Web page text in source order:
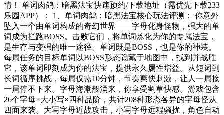
情！ 单词肉鸽：暗黑法宝快速预约/下载地址（需优先下载233
乐园APP）： 1、单词肉鸽：暗黑法宝核心玩法评测： 你意外
坠入一个由单词构成的奇幻世界——字母化身怪物，强大的单
词成为拦路BOSS。击败它们，将单词炼化为你的专属法宝，
是生存与变强的唯一途径。单词既是BOSS，也是你的神装。
每局任务的目标单词以BOSS形态隐藏于地图中，找到并战胜
它，该单词即刻成为你的法宝，提供永久属性增益。从短词到
长词循序挑战，每局仅需10分钟，节奏爽快刺激，让人一局接
一局停不下来。字母海潮般涌来，你享受割草快感。游戏包含
26个字母×大小写×四种品阶，共计208种形态各异的字母怪从
四面来袭。大写字母近战攻击，小写字母远程骚扰，角色自动